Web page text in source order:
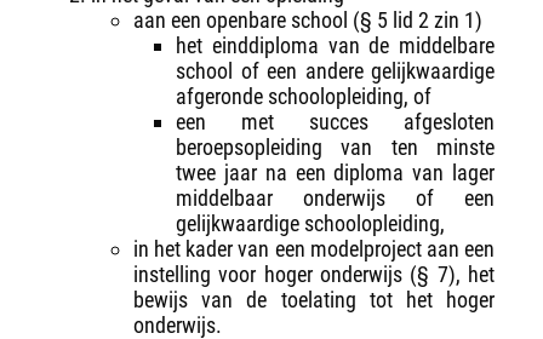
aan een openbare school (§ 5 lid 2 zin 1)
het einddiploma van de middelbare
school of een andere gelijkwaardige
afgeronde schoolopleiding, of
een met succes afgesloten
beroepsopleiding van ten minste
twee jaar na een diploma van lager
middelbaar onderwijs of een
gelijkwaardige schoolopleiding,
in het kader van een modelproject aan een
instelling voor hoger onderwijs (§ 7), het
bewijs van de toelating tot het hoger
onderwijs.